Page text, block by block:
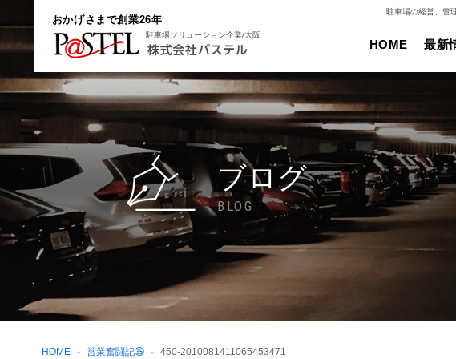
おかげさまで創業26年
駐車場ソリューション企業/大阪
駐車場の経営、管
HOME 最新
ブログ
BLOG
HOME 営業奮闘記㉟ 450-2010081411065453471